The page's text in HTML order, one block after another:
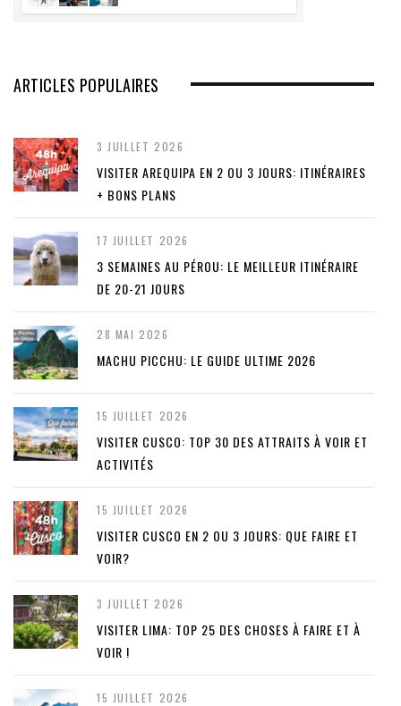
ARTICLES POPULAIRES
3 JUILLET 2026
VISITER AREQUIPA EN 2 OU 3 JOURS: ITINÉRAIRES
+ BONS PLANS
17 JUILLET 2026
3 SEMAINES AU PÉROU: LE MEILLEUR ITINÉRAIRE
DE 20-21 JOURS
28 MAI 2026
MACHU PICCHU: LE GUIDE ULTIME 2026
15 JUILLET 2026
VISITER CUSCO: TOP 30 DES ATTRAITS À VOIR ET
ACTIVITÉS
15 JUILLET 2026
VISITER CUSCO EN 2 OU 3 JOURS: QUE FAIRE ET
VOIR?
3 JUILLET 2026
VISITER LIMA: TOP 25 DES CHOSES À FAIRE ET À
VOIR !
15 JUILLET 2026